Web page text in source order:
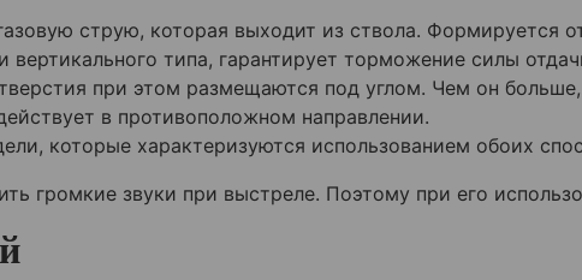
струю, которая выходит из ствола. Формируется
типа, гарантирует торможение силы
при этом размещаются под углом. Чем он
в противоположном направлении.
которые характеризуются использованием обоих
громкие звуки при выстреле. Поэтому при его